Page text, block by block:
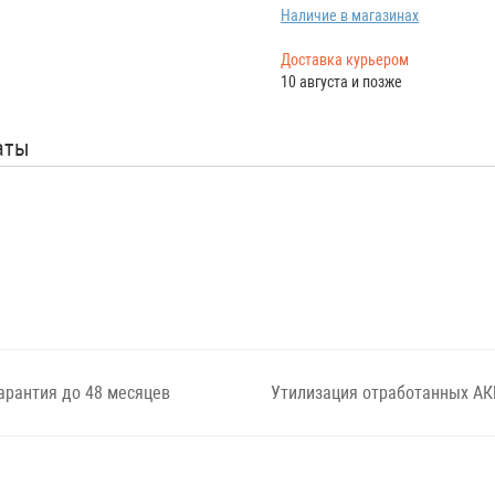
Наличие в магазинах
Доставка курьером
10 августа и позже
до 48 месяцев Утилизация отработанных